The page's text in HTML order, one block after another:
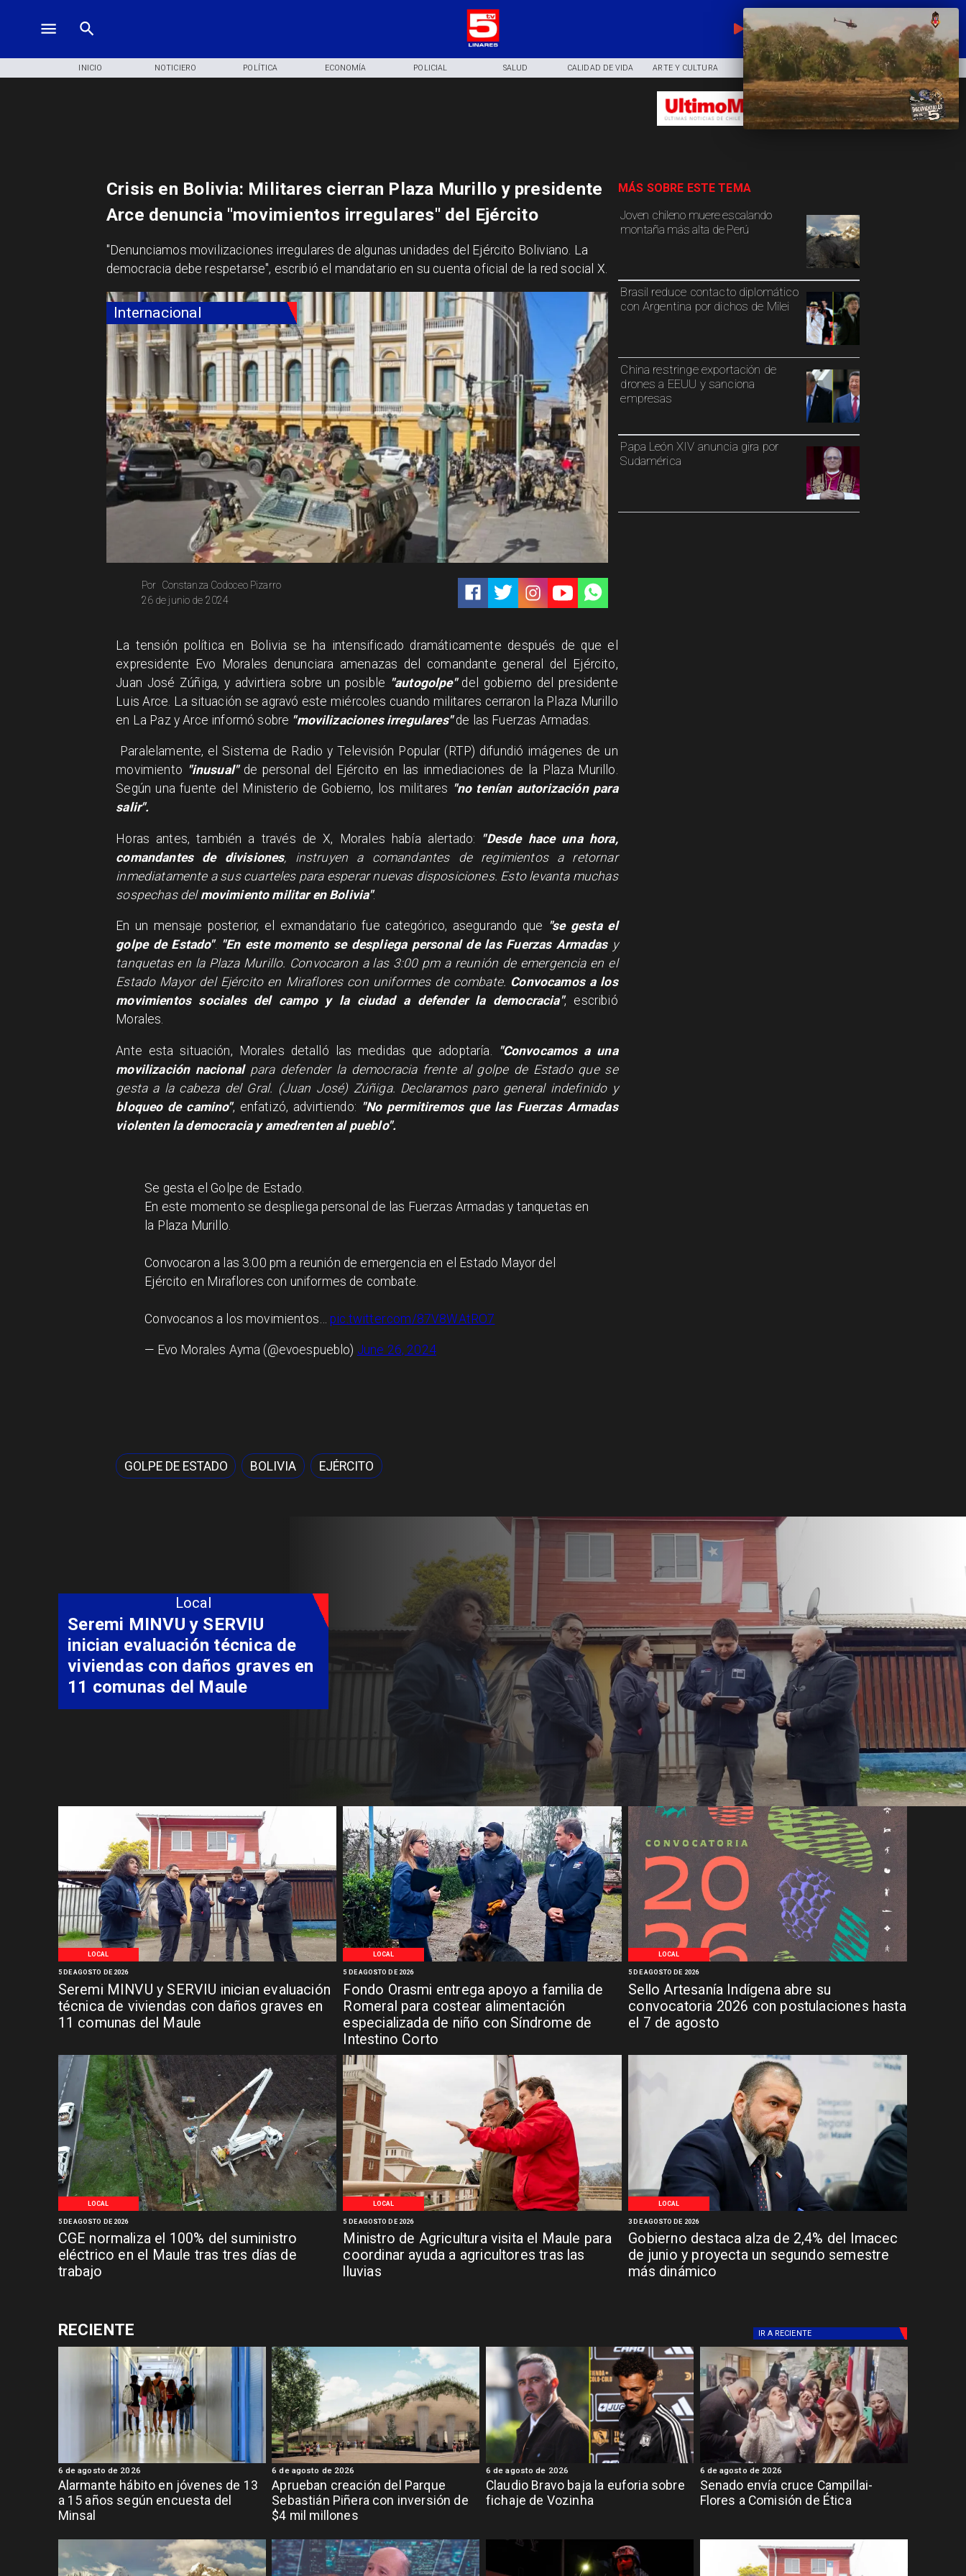
EN VIVO
INICIO NOTICIERO POLÍTICA ECONOMÍA POLICIAL SALUD CALIDAD DE VIDA ARTE Y CULTURA COMUNIDAD DEPORTES
Internacional
Constanza Codoceo Pizarro
Por
26 de junio de 2024
Joven chileno muere escalando
montaña más alta de Perú
Brasil reduce contacto diplomático
con Argentina por dichos de Milei
China restringe exportación de
drones a EEUU y sanciona
empresas
Papa León XIV anuncia gira por
Sudamérica
MÁS SOBRE ESTE TEMA
Crisis en Bolivia: Militares cierran Plaza Murillo y presidente
Arce denuncia "movimientos irregulares" del Ejército
"Denunciamos movilizaciones irregulares de algunas unidades del Ejército Boliviano. La
democracia debe respetarse", escribió el mandatario en su cuenta oficial de la red social X.
La tensión política en Bolivia se ha intensificado dramáticamente después de que el
expresidente Evo Morales denunciara amenazas del comandante general del Ejército,
Juan José Zúñiga, y advirtiera sobre un posible "autogolpe" del gobierno del presidente
Luis Arce. La situación se agravó este miércoles cuando militares cerraron la Plaza Murillo
en La Paz y Arce informó sobre "movilizaciones irregulares"de las Fuerzas Armadas.
Paralelamente, el Sistema de Radio y Televisión Popular (RTP) difundió imágenes de un
movimiento "inusual"de personal del Ejército en las inmediaciones de la Plaza Murillo.
Según una fuente del Ministerio de Gobierno, los militares "no tenían autorización para
salir".
Horas antes, también a través de X, Morales había alertado: "Desde hace una hora,
comandantes de divisiones, instruyen a comandantes de regimientos a retornar
inmediatamente a sus cuarteles para esperar nuevas disposiciones. Esto levanta muchas
sospechas del movimiento militar en Bolivia".
En un mensaje posterior, el exmandatario fue categórico, asegurando que "se gesta el
golpe de Estado". "En este momento se despliega personal de las Fuerzas Armadas y
tanquetas en la Plaza Murillo. Convocaron a las 3:00 pm a reunión de emergencia en el
Estado Mayor del Ejército en Miraflores con uniformes de combate. Convocamos a los
movimientos sociales del campo y la ciudad a defender la democracia", escribió
Morales.
Ante esta situación, Morales detalló las medidas que adoptaría.
"Convocamos a una
movilización nacional para defender la democracia frente al golpe de Estado que se
gesta a la cabeza del Gral. (Juan José) Zúñiga. Declaramos paro general indefinido y
bloqueo de camino", enfatizó, advirtiendo: "No permitiremos que las Fuerzas Armadas
violenten la democracia y amedrenten al pueblo".
Se gesta el Golpe de Estado.
En este momento se despliega personal de las Fuerzas Armadas y tanquetas en
la Plaza Murillo.
Convocaron a las 3:00 pm a reunión de emergencia en el Estado Mayor del
Ejército en Miraflores con uniformes de combate.
Convocanos a los movimientos…pic.twitter.com/87V8WAtRO7
— Evo Morales Ayma (@evoespueblo) June 26, 2024
GOLPE DE ESTADO BOLIVIA EJÉRCITO
LOCAL
Seremi MINVU y SERVIU inician evaluación
técnica de viviendas con daños graves en
11 comunas del Maule
5 DE AGOSTO DE 2026
LOCAL
Fondo Orasmi entrega apoyo a familia de
Romeral para costear alimentación
especializada de niño con Síndrome de
Intestino Corto
5 DE AGOSTO DE 2026
LOCAL
Sello Artesanía Indígena abre su
convocatoria 2026 con postulaciones hasta
el 7 de agosto
5 DE AGOSTO DE 2026
LOCAL
CGE normaliza el 100% del suministro
eléctrico en el Maule tras tres días de
trabajo
5 DE AGOSTO DE 2026
LOCAL
Ministro de Agricultura visita el Maule para
coordinar ayuda a agricultores tras las
lluvias
5 DE AGOSTO DE 2026
LOCAL
Gobierno destaca alza de 2,4% del Imacec
de junio y proyecta un segundo semestre
más dinámico
3 DE AGOSTO DE 2026
Local
Fondo Orasmi entrega apoyo a
familia de Romeral para
costear alimentación
especializada de niño con
Síndrome de Intestino Corto
RECIENTE IR A RECIENTE
Alarmante hábito en jóvenes de 13
a 15 años según encuesta del
Minsal
6 de agosto de 2026
Aprueban creación del Parque
Sebastián Piñera con inversión de
$4 mil millones
6 de agosto de 2026
Claudio Bravo baja la euforia sobre
fichaje de Vozinha
6 de agosto de 2026
Senado envía cruce Campillai-
Flores a Comisión de Ética
6 de agosto de 2026